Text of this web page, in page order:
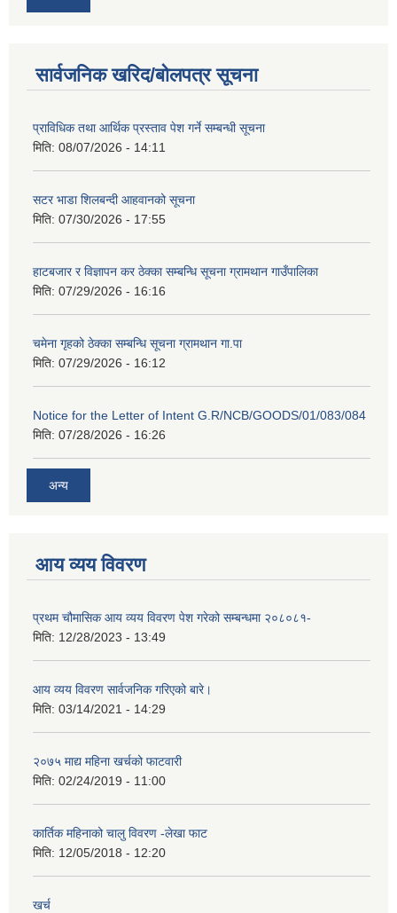
सार्वजनिक खरिद/बोलपत्र सूचना
प्राविधिक तथा आर्थिक प्रस्ताव पेश गर्ने सम्बन्धी सूचना
मिति: 08/07/2026 - 14:11
सटर भाडा शिलबन्दी आहवानको सूचना
मिति: 07/30/2026 - 17:55
हाटबजार र विज्ञापन कर ठेक्का सम्बन्धि सूचना ग्रामथान गाउँपालिका
मिति: 07/29/2026 - 16:16
चमेना गृहको ठेक्का सम्बन्धि सूचना ग्रामथान गा.पा
मिति: 07/29/2026 - 16:12
Notice for the Letter of Intent G.R/NCB/GOODS/01/083/084
मिति: 07/28/2026 - 16:26
अन्य
आय व्यय विवरण
प्रथम चौमासिक आय व्यय विवरण पेश गरेको सम्बन्धमा २०८०८१-
मिति: 12/28/2023 - 13:49
आय व्यय विवरण सार्वजनिक गरिएको बारे।
मिति: 03/14/2021 - 14:29
२०७५ माद्य महिना खर्चको फाटवारी
मिति: 02/24/2019 - 11:00
कार्तिक महिनाको चालु विवरण -लेखा फाट
मिति: 12/05/2018 - 12:20
खर्च